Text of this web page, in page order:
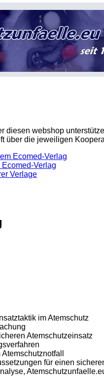
diesen webshop
über die jeweiligen
Ecomed-Verlag
Verlag
Verlage
im Atemschutz
Atemschutzeinsatz
für einen